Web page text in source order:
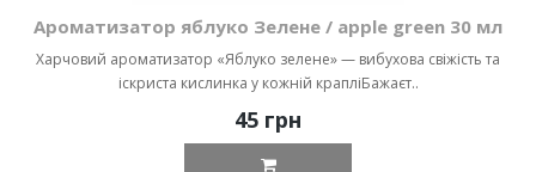
Ароматизатор яблуко Зелене / apple green 30 мл
Харчовий ароматизатор «Яблуко зелене» — вибухова свіжість та
іскриста кислинка у кожній крапліБажаєт..
45 грн